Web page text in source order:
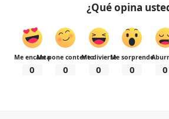
¿Qué opina
Me encanta
0
Me pone contento
0
Me divierte
0
Me sorprende
0 0